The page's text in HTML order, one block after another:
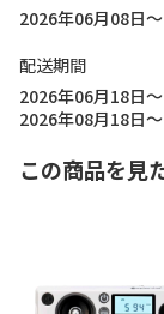
2026年06月08日
配送期間
2026年06月18日
2026年08月18日
この商品を見